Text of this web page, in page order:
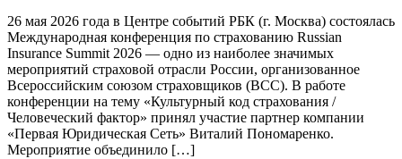
26 мая 2026 года в Центре событий РБК (г. Москва) состоялась
Международная конференция по страхованию Russian
Insurance Summit 2026 — одно из наиболее значимых
мероприятий страховой отрасли России, организованное
Всероссийским союзом страховщиков (ВСС). В работе
конференции на тему «Культурный код страхования /
Человеческий фактор» принял участие партнер компании
«Первая Юридическая Сеть» Виталий Пономаренко.
Мероприятие объединило […]